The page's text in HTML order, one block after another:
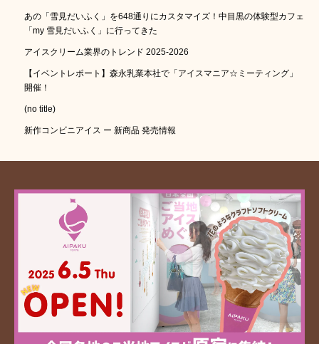
あの「雪見だいふく」を648通りにカスタマイズ！中目黒の体験型カフェ
「my 雪見だいふく」に行ってきた
アイスクリーム業界のトレンド 2025-2026
【イベントレポート】森永乳業本社で「アイスマニア☆ミーティング」
開催！
(no title)
新作コンビニアイス ー 新商品 発売情報